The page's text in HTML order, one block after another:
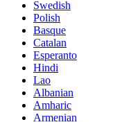
Swedish
Polish
Basque
Catalan
Esperanto
Hindi
Lao
Albanian
Amharic
Armenian